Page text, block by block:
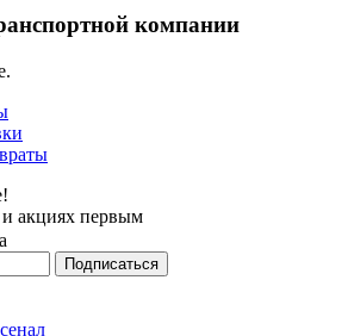
компании
и акциях первым